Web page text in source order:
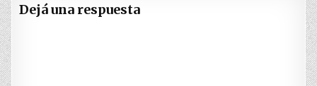
Dejá una respuesta